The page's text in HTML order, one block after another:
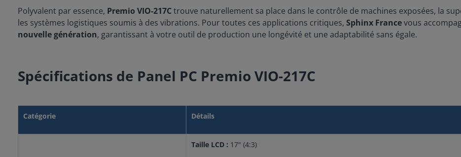
Polyvalent par essence, Premio VIO-217Ctrouve naturellement sa place dans le contrôle de machines exposées, la
les systèmes logistiques soumis à des vibrations. Pour toutes ces applications critiques, Sphinx Francevous
nouvelle génération, garantissant à votre outil de production une longévité et une adaptabilité sans égale.
Spécifications de Panel PC Premio VIO-217C
Catégorie Détails
Taille LCD : 17" (4:3)